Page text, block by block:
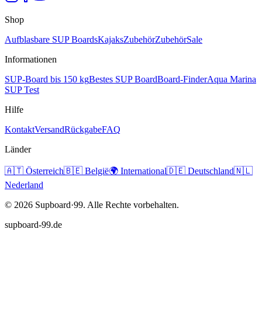
Shop
Aufblasbare SUP BoardsKajaksZubehörZubehörSale
Informationen
SUP-Board bis 150 kgBestes SUP BoardBoard-FinderAqua Marina
SUP Test
Hilfe
KontaktVersandRückgabeFAQ
Länder
🇦🇹 Österreich🇧🇪 België🌍 International🇩🇪 Deutschland🇳🇱
Nederland
© 2026 Supboard·99. Alle Rechte vorbehalten.
supboard-99.de